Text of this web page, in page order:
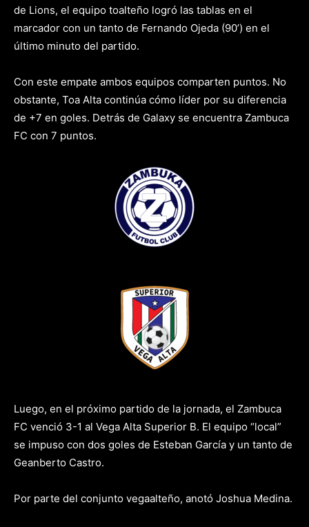
de Lions, el equipo toalteño logró las tablas en el
marcador con un tanto de Fernando Ojeda (90’) en el
último minuto del partido.
Con este empate ambos equipos comparten puntos. No
obstante, Toa Alta continúa cómo líder por su diferencia
de +7 en goles. Detrás de Galaxy se encuentra Zambuca
FC con 7 puntos.
Luego, en el próximo partido de la jornada, el Zambuca
FC venció 3-1 al Vega Alta Superior B. El equipo “local”
se impuso con dos goles de Esteban García y un tanto de
Geanberto Castro.
Por parte del conjunto vegaalteño, anotó Joshua Medina.